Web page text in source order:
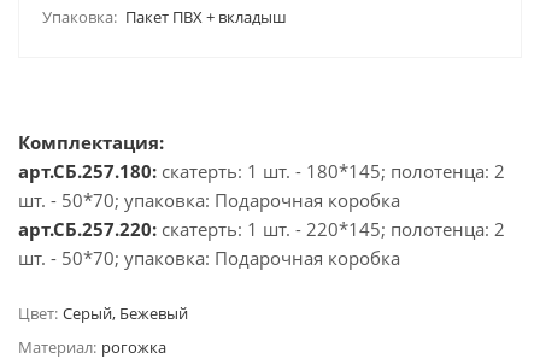
Упаковка: Пакет ПВХ + вкладыш
Комплектация:
арт.СБ.257.180: скатерть: 1 шт. - 180*145; полотенца: 2
шт. - 50*70; упаковка: Подарочная коробка
арт.СБ.257.220: скатерть: 1 шт. - 220*145; полотенца: 2
шт. - 50*70; упаковка: Подарочная коробка
Цвет: Серый, Бежевый
Материал: рогожка